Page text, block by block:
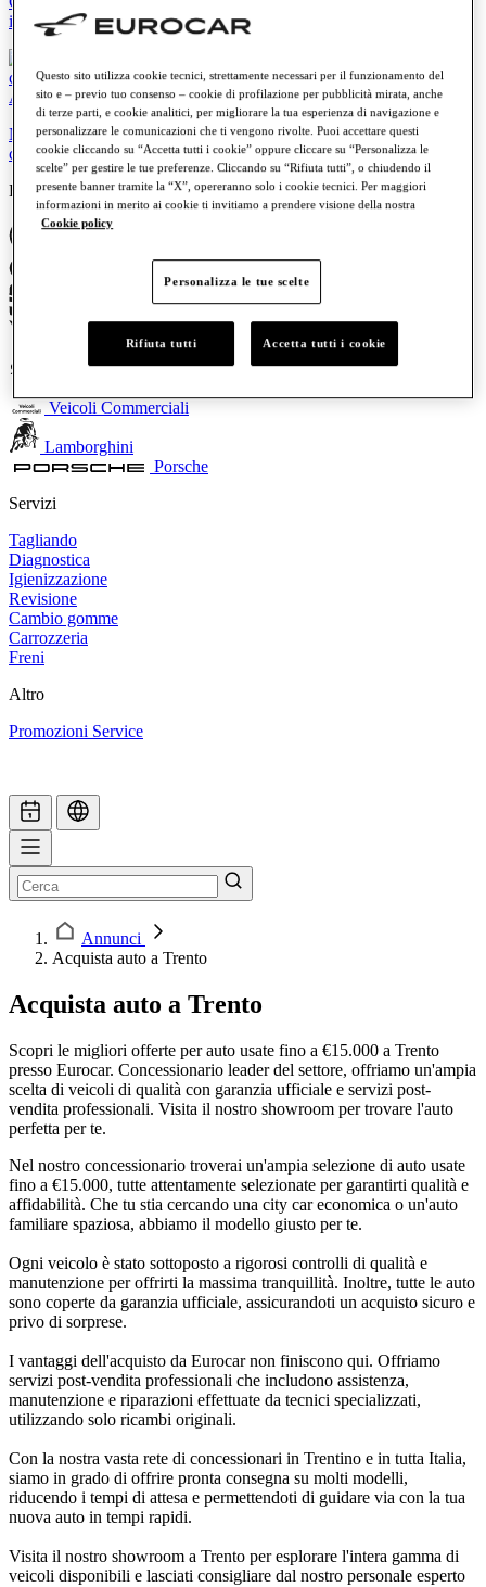
in Eurocar Tech S.p.A.
Audi
Nuova Audi Q9: il vertice della gamma SUV Audi è pronto a
conquistare la strada
Brand
Skoda
Veicoli Commerciali
Lamborghini
Porsche
Servizi
Tagliando
Diagnostica
Igienizzazione
Revisione
Cambio gomme
Carrozzeria
Freni
Altro
Promozioni Service
Annunci
Acquista auto a Trento
Acquista auto a Trento
Scopri le migliori offerte per auto usate fino a €15.000 a Trento
presso Eurocar. Concessionario leader del settore, offriamo un'ampia
scelta di veicoli di qualità con garanzia ufficiale e servizi post-
vendita professionali. Visita il nostro showroom per trovare l'auto
perfetta per te.
Nel nostro concessionario troverai un'ampia selezione di auto usate
fino a €15.000, tutte attentamente selezionate per garantirti qualità e
affidabilità. Che tu stia cercando una city car economica o un'auto
familiare spaziosa, abbiamo il modello giusto per te.
Ogni veicolo è stato sottoposto a rigorosi controlli di qualità e
manutenzione per offrirti la massima tranquillità. Inoltre, tutte le auto
sono coperte da garanzia ufficiale, assicurandoti un acquisto sicuro e
privo di sorprese.
I vantaggi dell'acquisto da Eurocar non finiscono qui. Offriamo
servizi post-vendita professionali che includono assistenza,
manutenzione e riparazioni effettuate da tecnici specializzati,
utilizzando solo ricambi originali.
Con la nostra vasta rete di concessionari in Trentino e in tutta Italia,
siamo in grado di offrire pronta consegna su molti modelli,
riducendo i tempi di attesa e permettendoti di guidare via con la tua
nuova auto in tempi rapidi.
Visita il nostro showroom a Trento per esplorare l'intera gamma di
veicoli disponibili e lasciati consigliare dal nostro personale esperto
Questo sito utilizza cookie tecnici, strettamente necessari per il funzionamento del
sito e – previo tuo consenso – cookie di profilazione per pubblicità mirata, anche
di terze parti, e cookie analitici, per migliorare la tua esperienza di navigazione e
personalizzare le comunicazioni che ti vengono rivolte. Puoi accettare questi
cookie cliccando su “Accetta tutti i cookie” oppure cliccare su “Personalizza le
scelte” per gestire le tue preferenze. Cliccando su “Rifiuta tutti”, o chiudendo il
presente banner tramite la “X”, opereranno solo i cookie tecnici. Per maggiori
informazioni in merito ai cookie ti invitiamo a prendere visione della nostra
Cookie policy
Personalizza le tue scelte
Rifiuta tutti Accetta tutti i cookie